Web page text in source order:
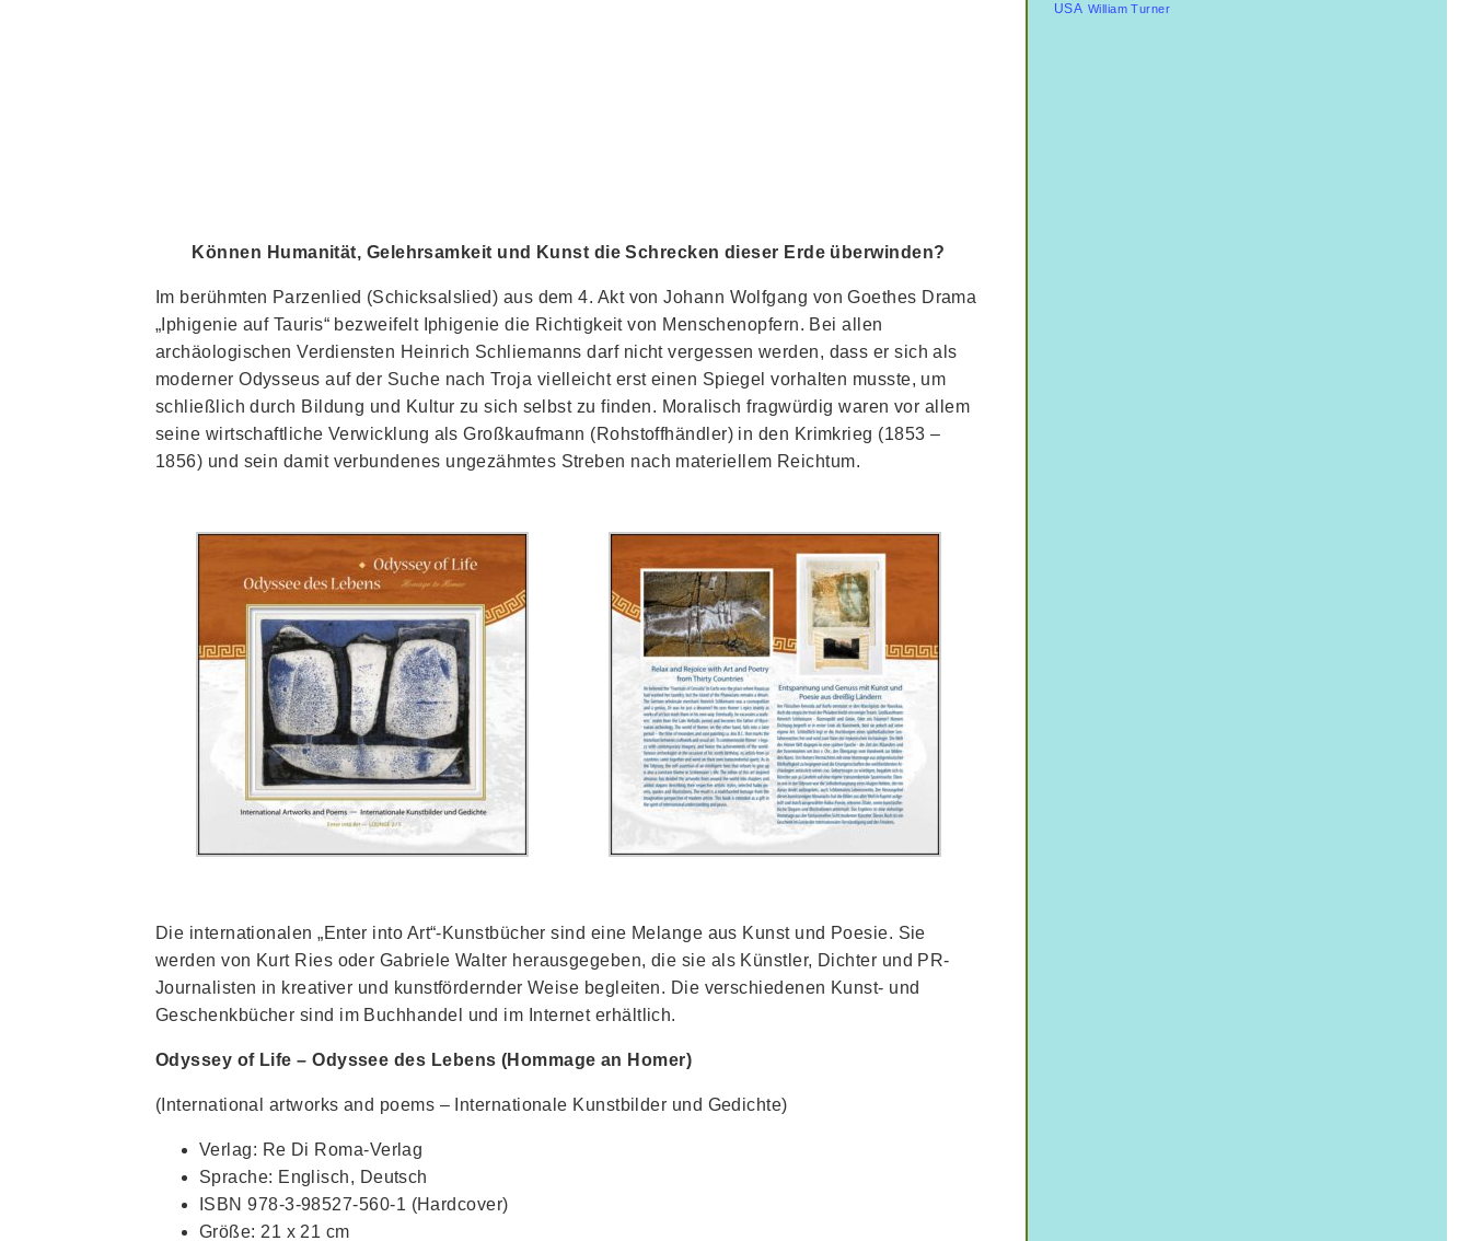
Können Humanität, Gelehrsamkeit und Kunst die Schrecken dieser Erde überwinden?
Im berühmten Parzenlied (Schicksalslied) aus dem 4. Akt von Johann Wolfgang von Goethes Drama
„Iphigenie auf Tauris“ bezweifelt Iphigenie die Richtigkeit von Menschenopfern. Bei allen
archäologischen Verdiensten Heinrich Schliemanns darf nicht vergessen werden, dass er sich als
moderner Odysseus auf der Suche nach Troja vielleicht erst einen Spiegel vorhalten musste, um
schließlich durch Bildung und Kultur zu sich selbst zu finden. Moralisch fragwürdig waren vor allem
seine wirtschaftliche Verwicklung als Großkaufmann (Rohstoffhändler) in den Krimkrieg (1853 –
1856) und sein damit verbundenes ungezähmtes Streben nach materiellem Reichtum.
Die internationalen „Enter into Art“-Kunstbücher sind eine Melange aus Kunst und Poesie. Sie
werden von Kurt Ries oder Gabriele Walter herausgegeben, die sie als Künstler, Dichter und PR-
Journalisten in kreativer und kunstfördernder Weise begleiten. Die verschiedenen Kunst- und
Geschenkbücher sind im Buchhandel und im Internet erhältlich.
Odyssey of Life – Odyssee des Lebens (Hommage an Homer)
(International artworks and poems – Internationale Kunstbilder und Gedichte)
Verlag: Re Di Roma-Verlag
Sprache: Englisch, Deutsch
ISBN 978-3-98527-560-1 (Hardcover)
Größe: 21 x 21 cm
USA William Turner